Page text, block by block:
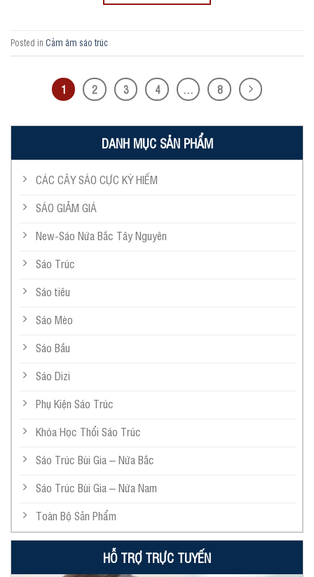
Posted in Cảm âm sáo trúc
1 2 3 4 … 8
DANH MỤC SẢN PHẨM
CÁC CÂY SÁO CỰC KỲ HIẾM
SÁO GIẢM GIÁ
New-Sáo Nứa Bắc Tây Nguyên
Sáo Trúc
Sáo tiêu
Sáo Mèo
Sáo Bầu
Sáo Dizi
Phụ Kiện Sáo Trúc
Khóa Học Thổi Sáo Trúc
Sáo Trúc Bùi Gia – Nứa Bắc
Sáo Trúc Bùi Gia – Nứa Nam
Toàn Bộ Sản Phẩm
HỖ TRỢ TRỰC TUYẾN